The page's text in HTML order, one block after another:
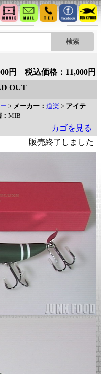
円 税込価格：11,000円
OUT
> メーカー： 道楽 > アイテ
MIB
カゴを見る
販売終了しました